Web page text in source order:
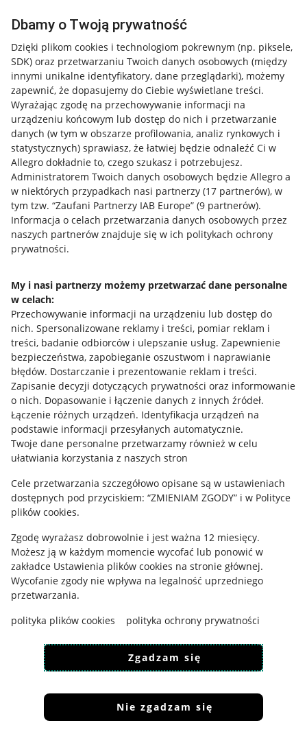
Dbamy o Twoją prywatność
Dzięki plikom cookies i technologiom pokrewnym (np. piksele,
SDK) oraz przetwarzaniu Twoich danych osobowych (między
innymi unikalne identyfikatory, dane przeglądarki), możemy
zapewnić, że dopasujemy do Ciebie wyświetlane treści.
Wyrażając zgodę na przechowywanie informacji na
urządzeniu końcowym lub dostęp do nich i przetwarzanie
danych (w tym w obszarze profilowania, analiz rynkowych i
statystycznych) sprawiasz, że łatwiej będzie odnaleźć Ci w
Allegro dokładnie to, czego szukasz i potrzebujesz.
Administratorem Twoich danych osobowych będzie Allegro a
w niektórych przypadkach nasi partnerzy (17 partnerów), w
tym tzw. “Zaufani Partnerzy IAB Europe” (9 partnerów).
Informacja o celach przetwarzania danych osobowych przez
naszych partnerów znajduje się w ich politykach ochrony
prywatności.
My i nasi partnerzy możemy przetwarzać dane personalne
w celach:
Przechowywanie informacji na urządzeniu lub dostęp do
nich. Spersonalizowane reklamy i treści, pomiar reklam i
treści, badanie odbiorców i ulepszanie usług. Zapewnienie
bezpieczeństwa, zapobieganie oszustwom i naprawianie
błędów. Dostarczanie i prezentowanie reklam i treści.
Zapisanie decyzji dotyczących prywatności oraz informowanie
o nich. Dopasowanie i łączenie danych z innych źródeł.
Łączenie różnych urządzeń. Identyfikacja urządzeń na
podstawie informacji przesyłanych automatycznie.
Twoje dane personalne przetwarzamy również w celu
ułatwiania korzystania z naszych stron
Cele przetwarzania szczegółowo opisane są w ustawieniach
dostępnych pod przyciskiem: “ZMIENIAM ZGODY” i w Polityce
plików cookies.
Zgodę wyrażasz dobrowolnie i jest ważna 12 miesięcy.
Możesz ją w każdym momencie wycofać lub ponowić w
zakładce Ustawienia plików cookies na stronie głównej.
Wycofanie zgody nie wpływa na legalność uprzedniego
przetwarzania.
polityka plików cookies
polityka ochrony prywatności
Zgadzam się
Nie zgadzam się
Przydatne informacje
Jak to działa
Allegro Gadane dla sprzedających
Allegro Gadane dla kupujących
Mapa miejscowości
Informacje prawne
Regulamin
Polityka plików "cookies"
Ustawienia plików "cookies"
Udostępnianie lokalizacji
Informacje dla Aktu o Usługach Cyfrowych
Pobierz aplikację
Korzystanie z serwisu oznacza akceptacjęregulaminu